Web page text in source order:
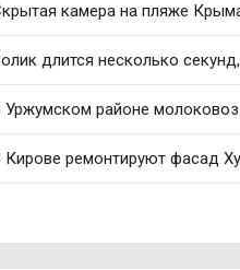
камера на пляже
длится несколько
Уржумском районе
Кирове ремонтируют фасад